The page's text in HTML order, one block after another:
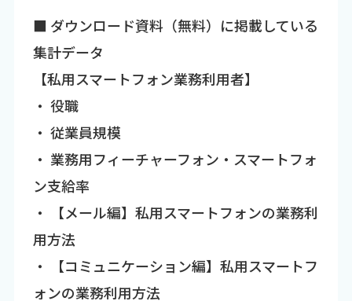
■ ダウンロード資料（無料）に掲載している
集計データ
【私用スマートフォン業務利用者】
・ 役職
・ 従業員規模
・ 業務用フィーチャーフォン・スマートフォ
ン支給率
・ 【メール編】私用スマートフォンの業務利
用方法
・ 【コミュニケーション編】私用スマートフ
ォンの業務利用方法